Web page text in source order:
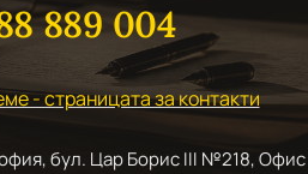
889 004
- страницата за контакти
бул. Цар Борис III №218, Офис